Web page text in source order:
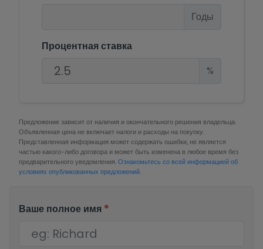
Годы
Процентная ставка
%
Предложение зависит от наличия и окончательного решения владельца.
Объявленная цена не включает налоги и расходы на покупку.
Представленная информация может содержать ошибки, не является
частью какого-либо договора и может быть изменена в любое время без
предварительного уведомления.Ознакомьтесь со всей информацией об
условиях опубликованных предложений.
Ваше полное имя *